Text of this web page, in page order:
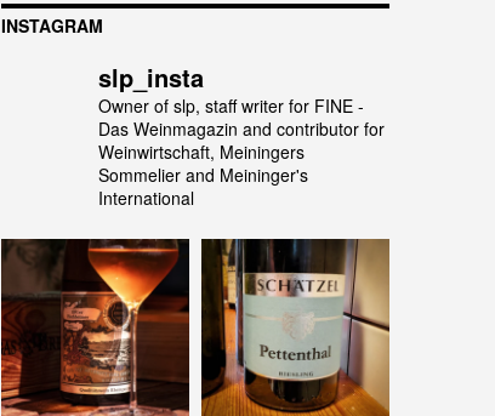
INSTAGRAM
slp_insta
Owner of slp, staff writer for FINE -
Das Weinmagazin and contributor for
Weinwirtschaft, Meiningers
Sommelier and Meininger's
International